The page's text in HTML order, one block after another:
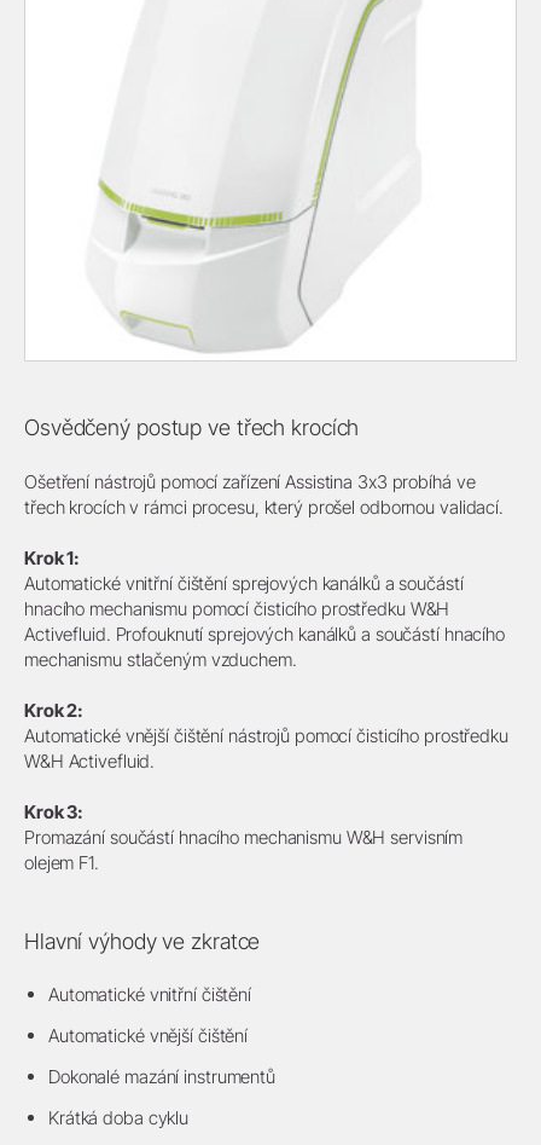
Osvědčený postup ve třech krocích
Ošetření nástrojů pomocí zařízení Assistina 3x3 probíhá ve
třech krocích v rámci procesu, který prošel odbornou validací.
Krok 1:
Automatické vnitřní čištění sprejových kanálků a součástí
hnacího mechanismu pomocí čisticího prostředku W&H
Activefluid. Profouknutí sprejových kanálků a součástí hnacího
mechanismu stlačeným vzduchem.
Krok 2:
Automatické vnější čištění nástrojů pomocí čisticího prostředku
W&H Activefluid.
Krok 3:
Promazání součástí hnacího mechanismu W&H servisním
olejem F1.
Hlavní výhody ve zkratce
Automatické vnitřní čištění
Automatické vnější čištění
Dokonalé mazání instrumentů
Krátká doba cyklu